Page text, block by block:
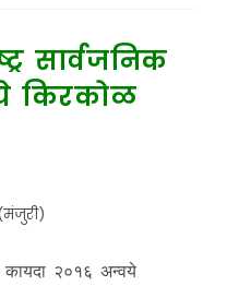
सार्वजनिक
किरकोळ
कायदा २०१६ अन्वये